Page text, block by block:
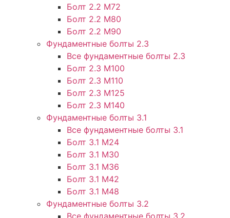
Болт 2.2 М72
Болт 2.2 М80
Болт 2.2 М90
Фундаментные болты 2.3
Все фундаментные болты 2.3
Болт 2.3 М100
Болт 2.3 М110
Болт 2.3 М125
Болт 2.3 М140
Фундаментные болты 3.1
Все фундаментные болты 3.1
Болт 3.1 М24
Болт 3.1 М30
Болт 3.1 М36
Болт 3.1 М42
Болт 3.1 М48
Фундаментные болты 3.2
Все фундаментные болты 3.2